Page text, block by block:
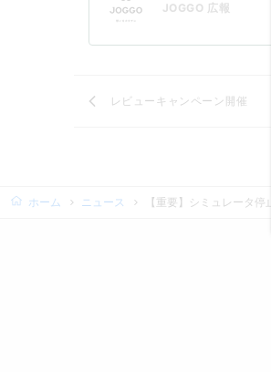
JOGGO 広報
レビューキャンペーン開催
ホーム ニュース 【重要】シミュレータ